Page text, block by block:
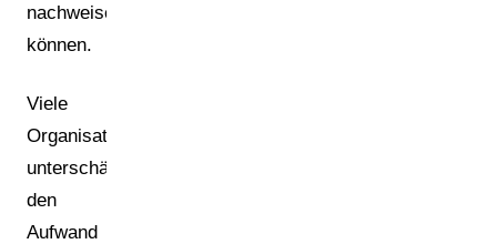
nachweisen
können.
Viele
Organisationen
unterschätzen
den
Aufwand